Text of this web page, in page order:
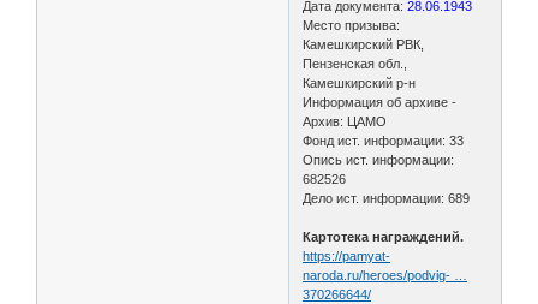
Дата документа:28.06.1943
Место призыва:
Камешкирский РВК,
Пензенская обл.,
Камешкирский р-н
Информация об архиве -
Архив: ЦАМО
Фонд ист. информации: 33
Опись ист. информации:
682526
Дело ист. информации: 689
Картотека награждений.
https://pamyat-
naroda.ru/heroes/podvig- …
370266644/